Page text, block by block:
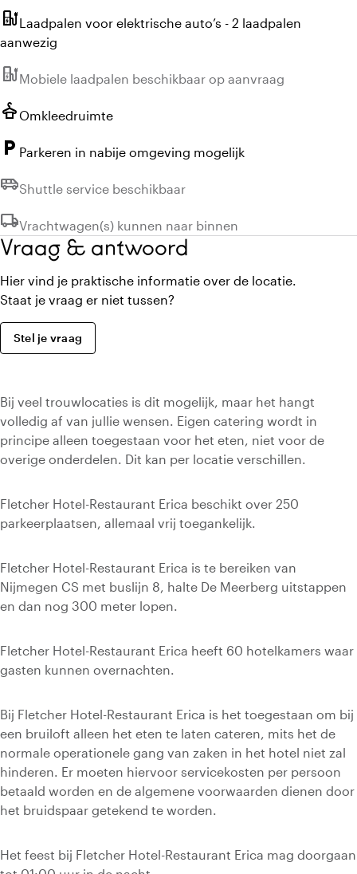
ev_stationLaadpalen voor elektrische auto’s - 2 laadpalen
aanwezig
ev_stationNiet beschikbaar:
Mobiele laadpalen beschikbaar op aanvraag
styler Omkleedruimte
local_parking Parkeren in nabije omgeving mogelijk
airport_shuttleNiet beschikbaar:
Shuttle service beschikbaar
local_shippingNiet beschikbaar:
Vrachtwagen(s) kunnen naar binnen
Vraag & antwoord
Hier vind je praktische informatie over de locatie.
Staat je vraag er niet tussen?
Stel je vraag
Bij veel trouwlocaties is dit mogelijk, maar het hangt
volledig af van jullie wensen. Eigen catering wordt in
principe alleen toegestaan voor het eten, niet voor de
overige onderdelen. Dit kan per locatie verschillen.
Fletcher Hotel-Restaurant Erica beschikt over 250
parkeerplaatsen, allemaal vrij toegankelijk.
Fletcher Hotel-Restaurant Erica is te bereiken van
Nijmegen CS met buslijn 8, halte De Meerberg uitstappen
en dan nog 300 meter lopen.
Fletcher Hotel-Restaurant Erica heeft 60 hotelkamers waar
gasten kunnen overnachten.
Bij Fletcher Hotel-Restaurant Erica is het toegestaan om bij
een bruiloft alleen het eten te laten cateren, mits het de
normale operationele gang van zaken in het hotel niet zal
hinderen. Er moeten hiervoor servicekosten per persoon
betaald worden en de algemene voorwaarden dienen door
het bruidspaar getekend te worden.
Het feest bij Fletcher Hotel-Restaurant Erica mag doorgaan